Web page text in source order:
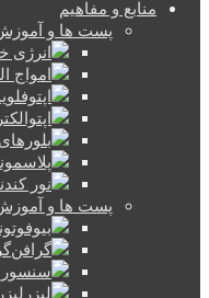
منابع و مفاهیم
پست ها و آموزش
پست ها و آموزش
لیزر